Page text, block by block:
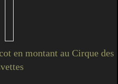
en montant au Cirque des